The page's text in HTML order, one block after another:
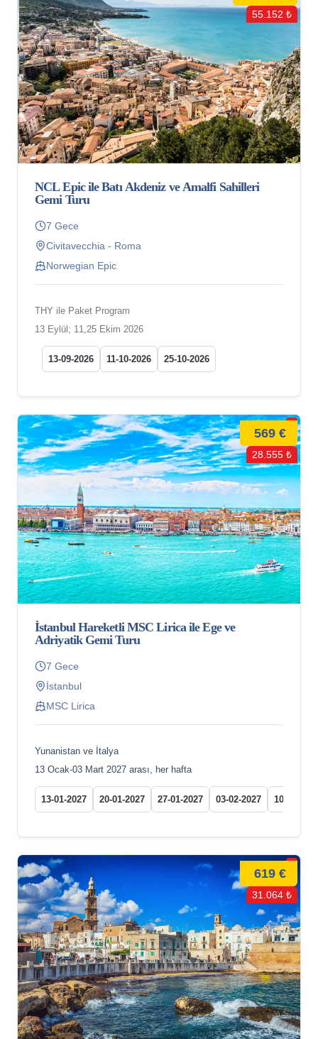
55.152 ₺
NCL Epic ile Batı Akdeniz ve Amalfi Sahilleri
Gemi Turu
7 Gece
Civitavecchia - Roma
Norwegian Epic
THY ile Paket Program
13 Eylül; 11,25 Ekim 2026
13-09-2026 11-10-2026 25-10-2026
569 €
28.555 ₺
İstanbul Hareketli MSC Lirica ile Ege ve
Adriyatik Gemi Turu
7 Gece
İstanbul
MSC Lirica
Yunanistan ve İtalya
13 Ocak-03 Mart 2027 arası, her hafta
13-01-2027 20-01-2027 27-01-2027 03-02-2027 10-02-
619 €
31.064 ₺